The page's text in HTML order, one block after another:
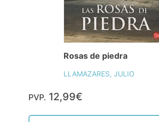
Rosas de piedra
LLAMAZARES, JULIO
PVP. 12,99€